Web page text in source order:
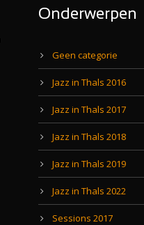
Onderwerpen
Geen categorie
Jazz in Thals 2016
Jazz in Thals 2017
Jazz in Thals 2018
Jazz in Thals 2019
Jazz in Thals 2022
Sessions 2017